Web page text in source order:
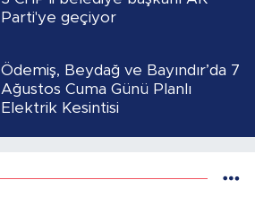
Parti'ye geçiyor
Ödemiş, Beydağ ve Bayındır’da 7
Ağustos Cuma Günü Planlı
Elektrik Kesintisi